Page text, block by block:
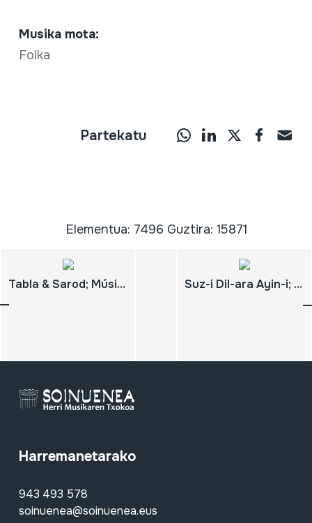
Musika mota:
Folka
Partekatu
Elementua: 7496 Guztira: 15871
Tabla & Sarod; Música tradicional del Norte de la India Suz-i Dil-ara Ayin-i; Üçüncü Selim
Harremanetarako
943 493 578
soinuenea@soinuenea.eus